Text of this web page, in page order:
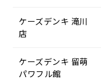
ケーズデンキ 滝川
店
ケーズデンキ 留萌
パワフル館